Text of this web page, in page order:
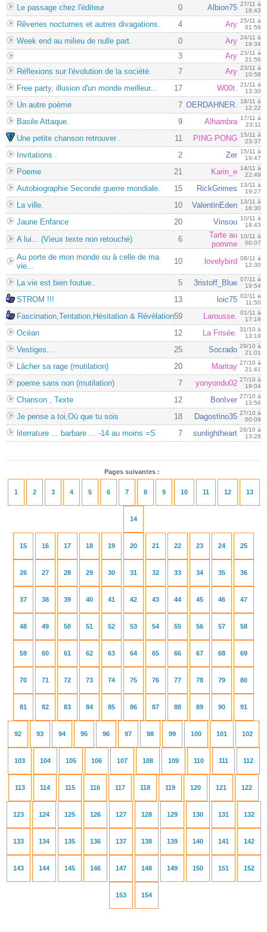
Le passage chez l'éditeur 0 Albion75 27/11 à
18:43
Rêveries nocturnes et autres divagations. 4 Ary 25/11 à
01:58
Week end au milieu de nulle part. 0 Ary 24/11 à
19:34
3 Ary 23/11 à
21:56
Réflexions sur l'évolution de la société. 7 Ary 23/11 à
10:58
Free party, illusion d'un monde meilleur... 17 W00t. 21/11 à
13:30
Un autre poème 7 OERDAHNER. 18/11 à
12:22
Basile Attaque. 9 Alhambra 17/11 à
23:11
Une petite chanson retrouver . 11 PING PONG 15/11 à
23:37
Invitations . 2 Zer 15/11 à
19:47
Poeme 21 Karin_e 14/11 à
22:49
Autobiographie Seconde guerre mondiale. 15 RickGrimes 13/11 à
19:27
La ville. 10 ValentinEden 13/11 à
16:30
Jaune Enfance 20 Vinsou 10/11 à
18:43
A lui... (Vieux texte non retouché) 6
Tarte au
pomme
10/11 à
00:07
Au porte de mon monde ou à celle de ma
vie...
10 lovelybird 08/11 à
12:30
La vie est bien foutue.. 5 3ristoff_Blue 07/11 à
19:54
STROM !!! 13 loic75 02/11 à
11:50
Fascination,Tentation,Hésitation & Révélation59 Larousse. 01/11 à
17:19
Océan 12 La Frisée. 31/10 à
13:19
Vestiges... 25 Socrado 29/10 à
21:01
Lâcher sa rage (mutilation) 20 Maritay 27/10 à
21:41
poeme sans non (mutilation) 7 yonyondu02 27/10 à
19:04
Chanson , Texte 12 BonIver 27/10 à
13:56
Je pense a toi,Où que tu sois 18 Dagostino35 27/10 à
00:09
literrature ... barbare ... -14 au moins =S 7 sunlightheart 26/10 à
13:28
Pages suivantes :
1 2 3 4 5 6 7 8 9 10 11 12 13
14
15 16 17 18 19 20 21 22 23 24 25
26 27 28 29 30 31 32 33 34 35 36
37 38 39 40 41 42 43 44 45 46 47
48 49 50 51 52 53 54 55 56 57 58
59 60 61 62 63 64 65 66 67 68 69
70 71 72 73 74 75 76 77 78 79 80
81 82 83 84 85 86 87 88 89 90 91
92 93 94 95 96 97 98 99 100 101 102
103 104 105 106 107 108 109 110 111 112
113 114 115 116 117 118 119 120 121 122
123 124 125 126 127 128 129 130 131 132
133 134 135 136 137 138 139 140 141 142
143 144 145 146 147 148 149 150 151 152
153 154